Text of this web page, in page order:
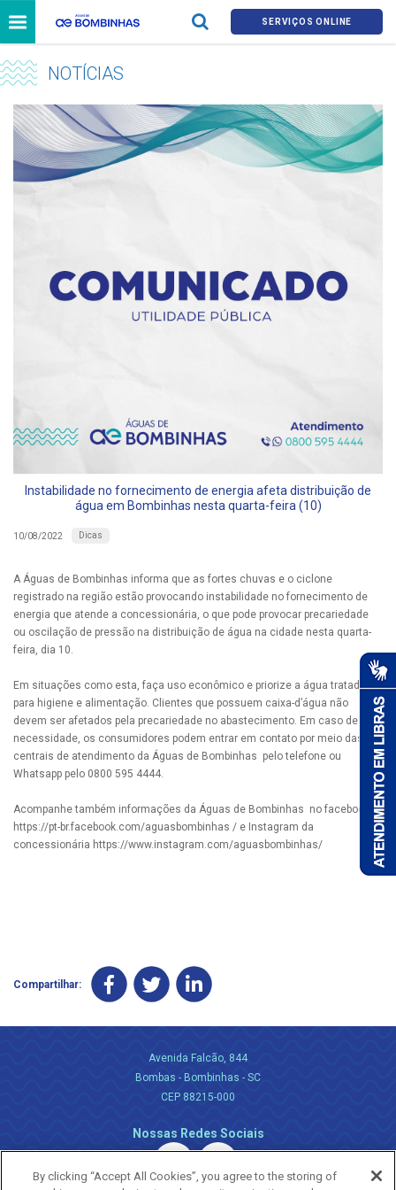
SERVIÇOS ONLINE
NOTÍCIAS
Instabilidade no fornecimento de energia afeta distribuição de
água em Bombinhas nesta quarta-feira (10)
10/08/2022 Dicas
A Águas de Bombinhas informa que as fortes chuvas e o ciclone
registrado na região estão provocando instabilidade no fornecimento de
energia que atende a concessionária, o que pode provocar precariedade
ou oscilação de pressão na distribuição de água na cidade nesta quarta-
feira, dia 10.
Em situações como esta, faça uso econômico e priorize a água tratada
para higiene e alimentação. Clientes que possuem caixa-d’água não
devem ser afetados pela precariedade no abastecimento. Em caso de
necessidade, os consumidores podem entrar em contato por meio das
centrais de atendimento da Águas de Bombinhas pelo telefone ou
Whatsapp pelo 0800 595 4444.
Acompanhe também informações da Águas de Bombinhas no facebook
https://pt-br.facebook.com/aguasbombinhas / e Instagram da
concessionária https://www.instagram.com/aguasbombinhas/
Compartilhar:
Avenida Falcão, 844
Bombas - Bombinhas - SC
CEP 88215-000
Nossas Redes Sociais
By clicking “Accept All Cookies”, you agree to the storing of